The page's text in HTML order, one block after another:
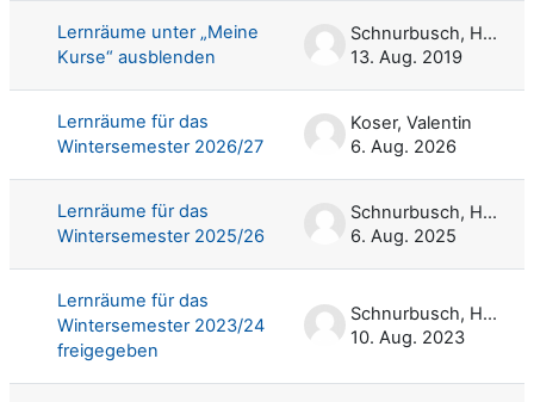
Lernräume unter „Meine
Kurse“ ausblenden
Schnurbusch, Harald
13. Aug. 2019
Lernräume für das
Wintersemester 2026/27
Koser, Valentin
6. Aug. 2026
Lernräume für das
Wintersemester 2025/26
Schnurbusch, Harald
6. Aug. 2025
Lernräume für das
Wintersemester 2023/24
freigegeben
Schnurbusch, Harald
10. Aug. 2023